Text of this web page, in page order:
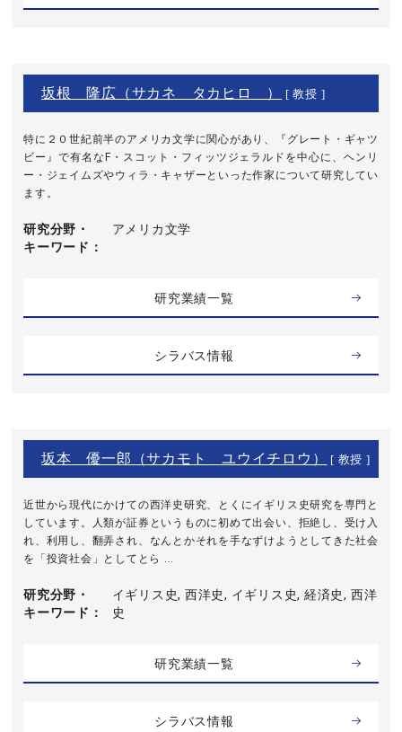
坂根 隆広（サカネ タカヒロ ） [ 教授 ]
特に２０世紀前半のアメリカ文学に関心があり、『グレート・ギャツ
ビー』で有名なF・スコット・フィッツジェラルドを中心に、ヘンリ
ー・ジェイムズやウィラ・キャザーといった作家について研究してい
ます。
研究分野・
キーワード
アメリカ文学
研究業績一覧
シラバス情報
坂本 優一郎（サカモト ユウイチロウ） [ 教授 ]
近世から現代にかけての西洋史研究、とくにイギリス史研究を専門と
しています。人類が証券というものに初めて出会い、拒絶し、受け入
れ、利用し、翻弄され、なんとかそれを手なずけようとしてきた社会
を「投資社会」としてとら ...
研究分野・
キーワード
イギリス史, 西洋史, イギリス史, 経済史, 西洋
史
研究業績一覧
シラバス情報